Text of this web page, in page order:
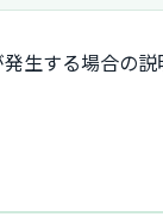
生する場合の